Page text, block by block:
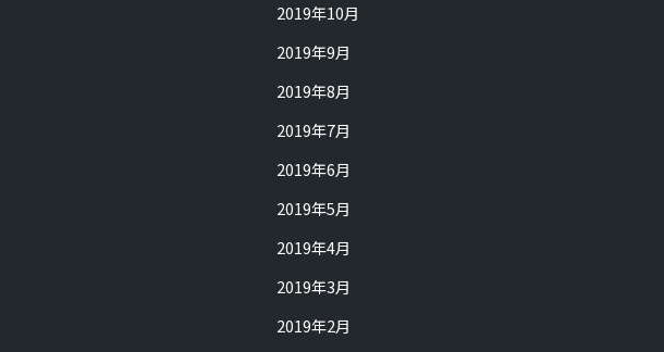
2019年10月
2019年9月
2019年8月
2019年7月
2019年6月
2019年5月
2019年4月
2019年3月
2019年2月